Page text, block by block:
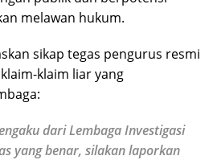
melawan hukum.
sikap tegas pengurus resmi
klaim liar yang
dari Lembaga Investigasi
yang benar, silakan laporkan